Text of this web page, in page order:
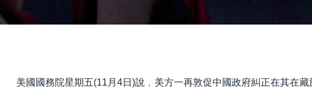
美國國務院星期五(11月4日)說﹐美方一再敦促中國政府糾正在其在藏